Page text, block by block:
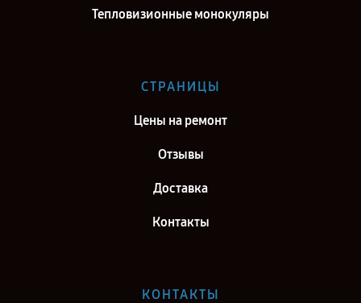
Воронеж
Ремонт тепловизионного бинокуляра Fortuna General 19S6 в г.
Ремонт тепловизионного бинокуляра Fortuna General 19S6 в г.
Санкт-Петербург
Тепловизионные монокуляры
СТРАНИЦЫ
Цены на ремонт
Отзывы
Доставка
Контакты
КОНТАКТЫ